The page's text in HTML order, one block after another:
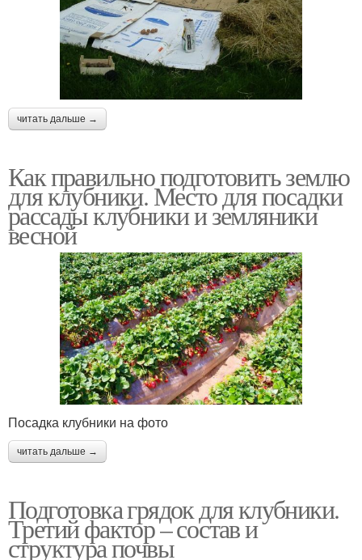
читать дальше →
Как правильно подготовить землю
для клубники. Место для посадки
рассады клубники и земляники
весной
Посадка клубники на фото
читать дальше →
Подготовка грядок для клубники.
Третий фактор – состав и
структура почвы